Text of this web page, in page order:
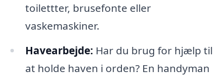
toilettter, brusefonte eller
vaskemaskiner.
Havearbejde: Har du brug for hjælp til
at holde haven i orden? En handyman